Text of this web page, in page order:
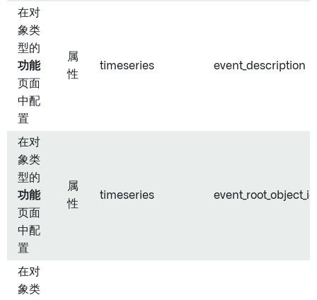
在对
象类
型的
功能
页面
中配
置
属
性
timeseries event_description
在对
象类
型的
功能
页面
中配
置
属
性
timeseries event_root_object_id
在对
象类